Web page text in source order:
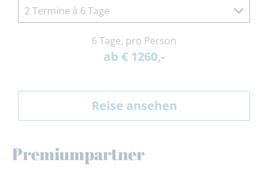
2 Termine à 6 Tage
6 Tage, pro Person
ab € 1260,-
Reise ansehen
Premiumpartner